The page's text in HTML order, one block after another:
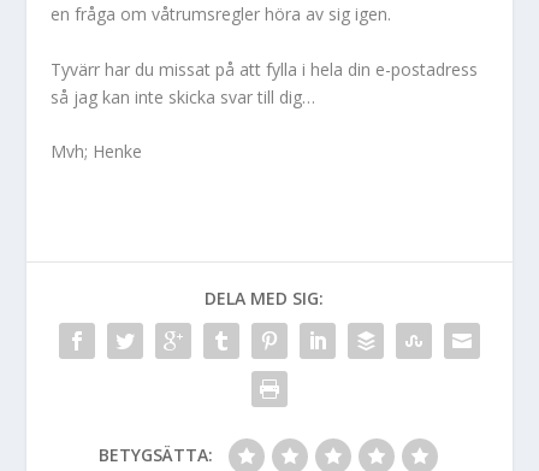
en fråga om våtrumsregler höra av sig igen.
Tyvärr har du missat på att fylla i hela din e-postadress
så jag kan inte skicka svar till dig…
Mvh; Henke
DELA MED SIG:
BETYGSÄTTA: